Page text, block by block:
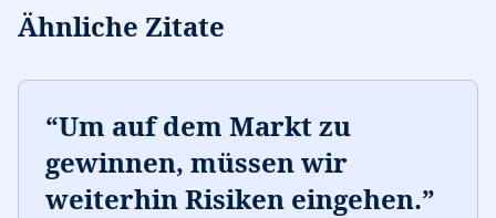
Ähnliche Zitate
“Um auf dem Markt zu
gewinnen, müssen wir
weiterhin Risiken eingehen.”